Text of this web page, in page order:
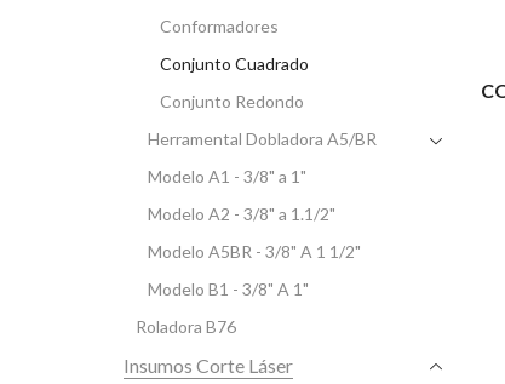
Conformadores
Conjunto Cuadrado
Conjunto Redondo
Herramental Dobladora A5/BR
Modelo A1 - 3/8" a 1"
Modelo A2 - 3/8" a 1.1/2"
Modelo A5BR - 3/8" A 1 1/2"
Modelo B1 - 3/8" A 1"
Roladora B76
Insumos Corte Láser